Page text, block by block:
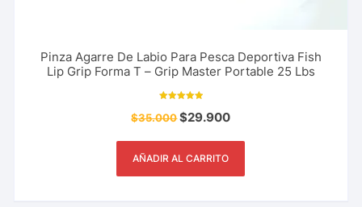
Pinza Agarre De Labio Para Pesca Deportiva Fish
Lip Grip Forma T – Grip Master Portable 25 Lbs
5.00
de 5
$35.000$29.900
AÑADIR AL CARRITO